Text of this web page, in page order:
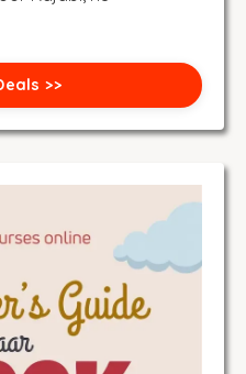
>>